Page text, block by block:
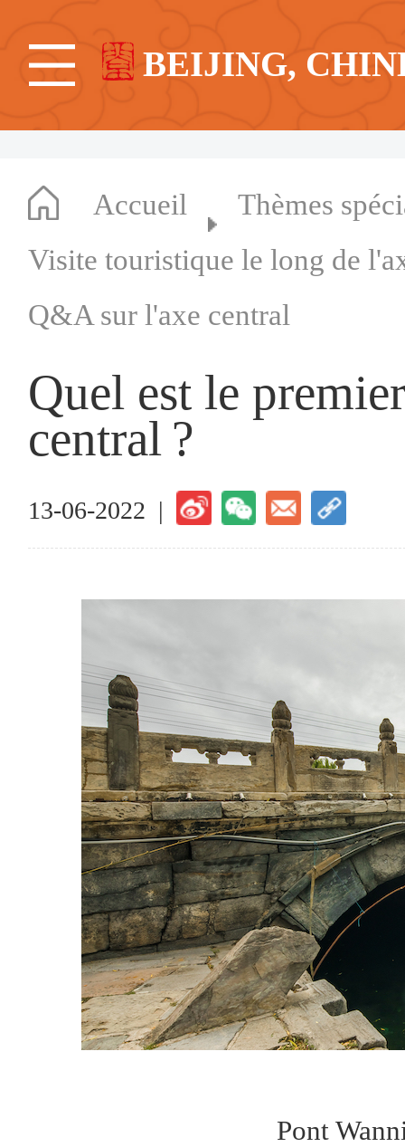
BEIJING,
Accueil
Thèmes
Visite touristique le long de
Q&A sur l'axe central
Quel est le
central ?
13-06-2022 |
Pont